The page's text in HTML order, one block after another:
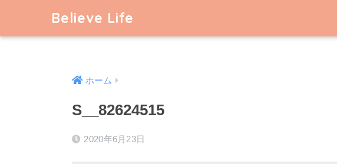
Believe Life
ホーム
S__82624515
2020年6月23日